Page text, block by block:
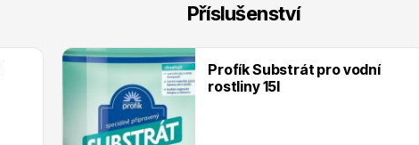
Příslušenství
Profík Substrát pro vodní
rostliny 15l